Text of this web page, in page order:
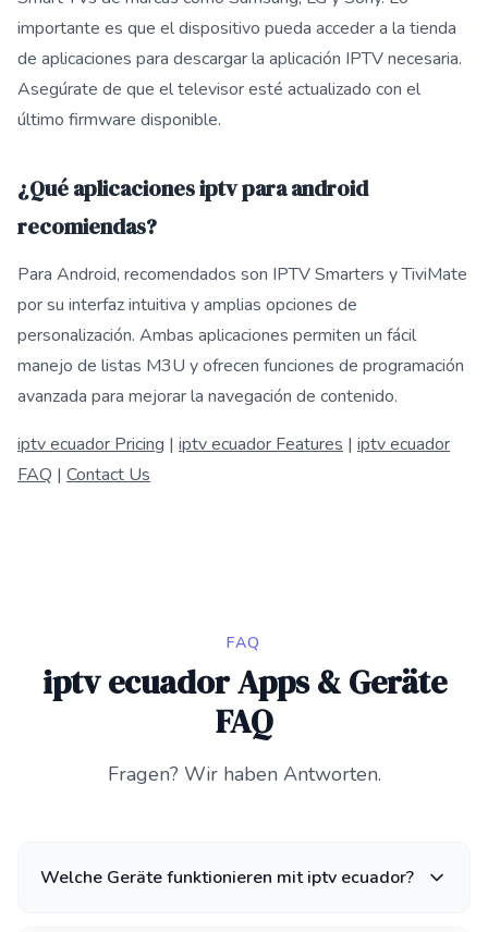
importante es que el dispositivo pueda acceder a la tienda
de aplicaciones para descargar la aplicación IPTV necesaria.
Asegúrate de que el televisor esté actualizado con el
último firmware disponible.
¿Qué aplicaciones iptv para android
recomiendas?
Para Android, recomendados son IPTV Smarters y TiviMate
por su interfaz intuitiva y amplias opciones de
personalización. Ambas aplicaciones permiten un fácil
manejo de listas M3U y ofrecen funciones de programación
avanzada para mejorar la navegación de contenido.
iptv ecuador Pricing | iptv ecuador Features | iptv ecuador
FAQ | Contact Us
FAQ
iptv ecuador Apps & Geräte
FAQ
Fragen? Wir haben Antworten.
Welche Geräte funktionieren mit iptv ecuador?